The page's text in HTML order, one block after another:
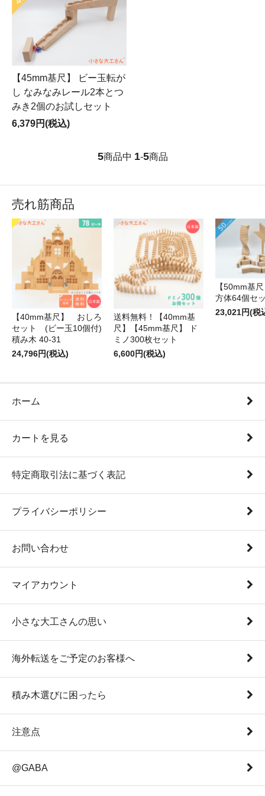
【45mm基尺】 ビー玉転が
し なみなみレール2本とつ
みき2個のお試しセット
6,379円(税込)
5商品中 1-5商品
売れ筋商品
【40mm基尺】 おしろ
セット (ビー玉10個付)
積み木 40-31
24,796円(税込)
送料無料！【40mm基
尺】【45mm基尺】 ド
ミノ300枚セット
6,600円(税込)
【50mm基
方体64個セ
23,021円(税
ホーム
カートを見る
特定商取引法に基づく表記
プライバシーポリシー
お問い合わせ
マイアカウント
小さな大工さんの思い
海外転送をご予定のお客様へ
積み木選びに困ったら
注意点
@GABA